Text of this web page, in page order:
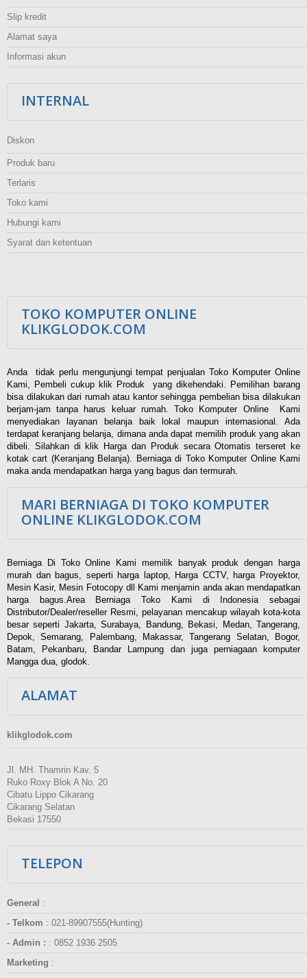
Slip kredit
Alamat saya
Informasi akun
INTERNAL
Diskon
Produk baru
Terlaris
Toko kami
Hubungi kami
Syarat dan ketentuan
TOKO KOMPUTER ONLINE
KLIKGLODOK.COM
Anda tidak perlu mengunjungi tempat penjualan Toko Komputer Online
Kami, Pembeli cukup klik Produk yang dikehendaki. Pemilihan barang
bisa dilakukan dari rumah atau kantor sehingga pembelian bisa dilakukan
berjam-jam tanpa harus keluar rumah. Toko Komputer Online Kami
menyediakan layanan belanja baik lokal maupun internasional. Ada
terdapat keranjang belanja, dimana anda dapat memilih produk yang akan
dibeli. Silahkan di klik Harga dan Produk secara Otomatis terseret ke
kotak cart (Keranjang Belanja). Berniaga di Toko Komputer Online Kami
maka anda mendapatkan harga yang bagus dan termurah.
MARI BERNIAGA DI TOKO KOMPUTER
ONLINE KLIKGLODOK.COM
Berniaga Di Toko Online Kami memilik banyak produk dengan harga
murah dan bagus, seperti harga laptop, Harga CCTV, harga Proyektor,
Mesin Kasir, Mesin Fotocopy dll Kami menjamin anda akan mendapatkan
harga bagus.Area Berniaga Toko Kami di Indonesia sebagai
Distributor/Dealer/reseller Resmi, pelayanan mencakup wilayah kota-kota
besar seperti Jakarta, Surabaya, Bandung, Bekasi, Medan, Tangerang,
Depok, Semarang, Palembang, Makassar, Tangerang Selatan, Bogor,
Batam, Pekanbaru, Bandar Lampung dan juga perniagaan komputer
Mangga dua, glodok.
ALAMAT
klikglodok.com
Jl. MH. Thamrin Kav. 5
Ruko Roxy Blok A No. 20
Cibatu Lippo Cikarang
Cikarang Selatan
Bekasi 17550
TELEPON
General :
- Telkom : 021-89907555(Hunting)
- Admin : : 0852 1936 2505
Marketing :